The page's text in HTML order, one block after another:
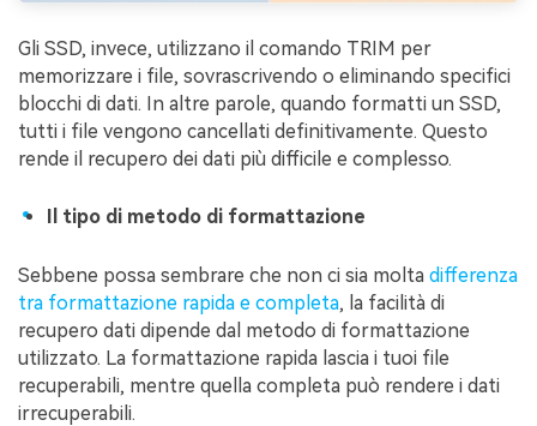
Gli SSD, invece, utilizzano il comando TRIM per
memorizzare i file, sovrascrivendo o eliminando specifici
blocchi di dati. In altre parole, quando formatti un SSD,
tutti i file vengono cancellati definitivamente. Questo
rende il recupero dei dati più difficile e complesso.
Il tipo di metodo di formattazione
Sebbene possa sembrare che non ci sia molta differenza
tra formattazione rapida e completa, la facilità di
recupero dati dipende dal metodo di formattazione
utilizzato. La formattazione rapida lascia i tuoi file
recuperabili, mentre quella completa può rendere i dati
irrecuperabili.